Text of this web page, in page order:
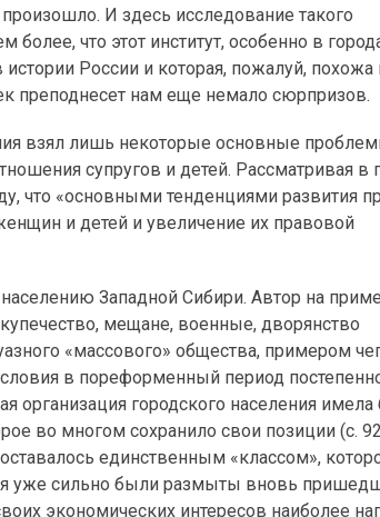
И здесь исследование такого
что этот институт, особенно в
России и которая, пожалуй, похожа
преподнесет нам еще немало сюрпризов.
взял лишь некоторые основные
супругов и детей. Рассматривая в
что «основными тенденциями развития
и детей и увеличение их правовой
Западной Сибири. Автор на
мещане, военные, дворянство
«массового» общества, примером
в пореформенный период
организация городского населения
во многом сохранило свои позиции (с.
единственным «классом»,
уже сильно были размыты вновь
экономических интересов наиболее